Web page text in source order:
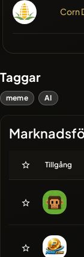
Corn
Taggar
meme AI
Tillgång